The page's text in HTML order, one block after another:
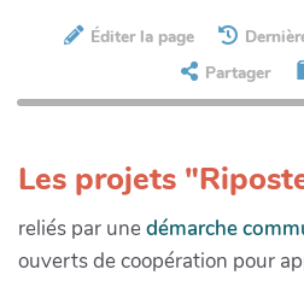
Éditer la page
Partager